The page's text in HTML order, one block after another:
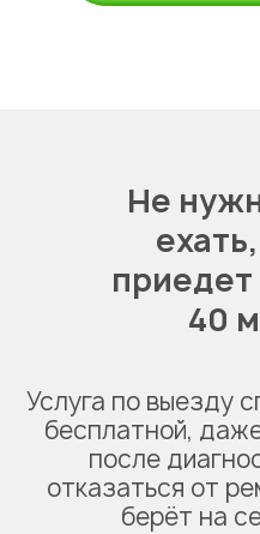
Не
ехать,
40
Услуга по выезду
бесплатной,
после
отказаться от
берёт на